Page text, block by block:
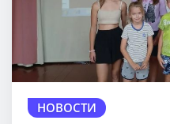
НОВОСТИ